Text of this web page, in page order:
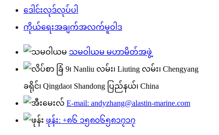
ဒေါင်းလုဒ်လုပ်ပါ
ကိုယ်ရေးအချက်အလက်မူဝါဒ
သမဝါယမ မဟာမိတ်အဖွဲ့
ခြံ 9၊ Nanliu လမ်း၊ Liuting လမ်း၊ Chengyang
ခရိုင်၊ Qingdao၊ Shandong ပြည်နယ်၊ China
E-mail: andyzhang@alastin-marine.com
ဖုန်း: +၈၆ ၁၅၈၀၆၅၈၁၇၁၇